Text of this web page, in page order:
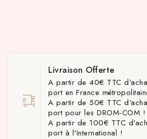
Livraison Offerte
A partir de 40€ TTC
port en France
A partir de 50€ TTC
port pour les DROM-COM !
A partir de 100€ TTC
port à l'International !